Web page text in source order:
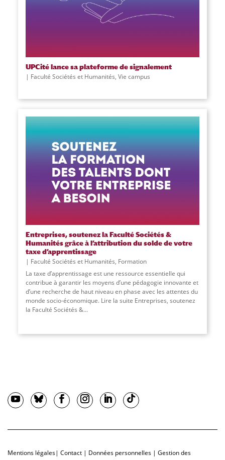
UPCité lance sa plateforme de signalement
Faculté Sociétés et Humanités, Vie campus
Entreprises, soutenez la Faculté Sociétés &
Humanités grâce à l’attribution du solde de votre
taxe d’apprentissage
Faculté Sociétés et Humanités, Formation
La taxe d’apprentissage est une ressource essentielle qui
contribue à garantir les moyens d’une pédagogie innovante et
d’une recherche de haut niveau en phase avec les attentes du
monde socio-économique. Lire la suite Entreprises, soutenez
la Faculté Sociétés &...
Mentions légales| Contact | Données personnelles | Gestion des